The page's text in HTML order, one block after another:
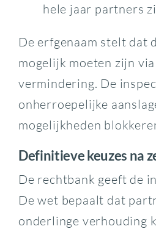
hele jaar partners
De erfgenaam stelt dat
mogelijk moeten zijn
vermindering. De
onherroepelijke
mogelijkheden
Definitieve keuzes na
De rechtbank geeft de
De wet bepaalt dat
onderlinge verhouding